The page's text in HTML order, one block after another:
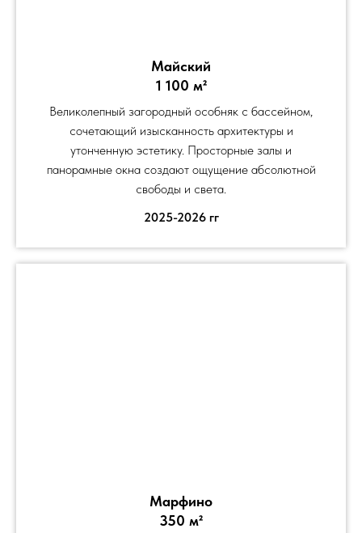
Майский
1 100 м²
Великолепный загородный особняк с бассейном,
сочетающий изысканность архитектуры и
утонченную эстетику. Просторные залы и
панорамные окна создают ощущение абсолютной
свободы и света.
2025-2026 гг
Марфино
350 м²